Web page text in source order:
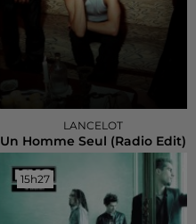
LANCELOT
Un Homme Seul (radio Edit)
15h27
15h27